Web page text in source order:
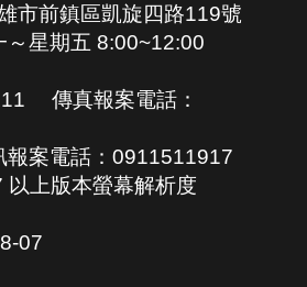
市前鎮區凱旋四路119號
～星期五 8:00~12:00
傳真報案電話：
報案電話：0911511917
以上版本螢幕解析度
07